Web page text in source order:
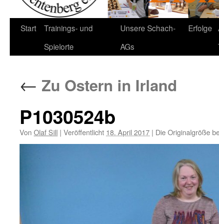
Start
Trainings- und
Spielorte
Unsere Schach-
AGs
Erfolge
← Zu Ostern in Irland
P1030524b
Von Olaf Sill | Veröffentlicht 18. April 2017 | Die Originalgröße